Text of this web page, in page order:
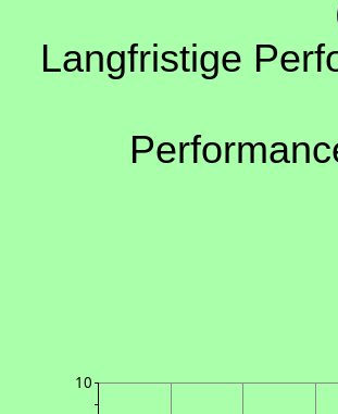
Langfristige
10